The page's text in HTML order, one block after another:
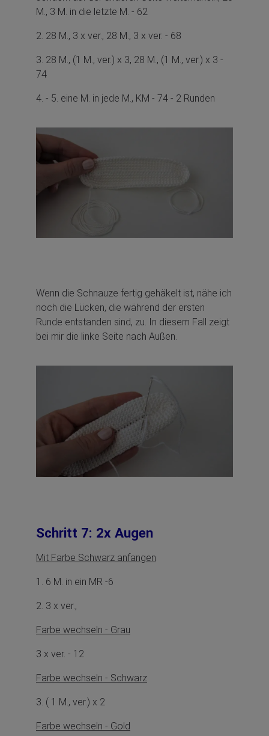
M., 3 M. in die letzte M. - 62
2. 28 M., 3 x ver., 28 M., 3 x ver. - 68
3. 28 M., (1 M., ver.) x 3, 28 M., (1 M., ver.) x 3 -
74
4. - 5. eine M. in jede M., KM - 74 - 2 Runden
Wenn die Schnauze fertig gehäkelt ist, nähe ich
noch die Lücken, die während der ersten
Runde entstanden sind, zu. In diesem Fall zeigt
bei mir die linke Seite nach Außen.
Schritt 7: 2x Augen
Mit Farbe Schwarz anfangen
1. 6 M. in ein MR -6
2. 3 x ver.,
Farbe wechseln - Grau
3 x ver. - 12
Farbe wechseln - Schwarz
3. ( 1 M., ver.) x 2
Farbe wechseln - Gold